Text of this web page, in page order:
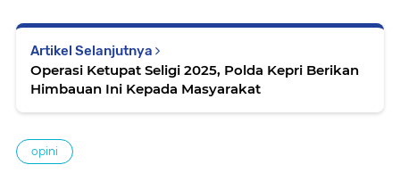
Artikel Selanjutnya
Operasi Ketupat Seligi 2025, Polda Kepri Berikan
Himbauan Ini Kepada Masyarakat
opini